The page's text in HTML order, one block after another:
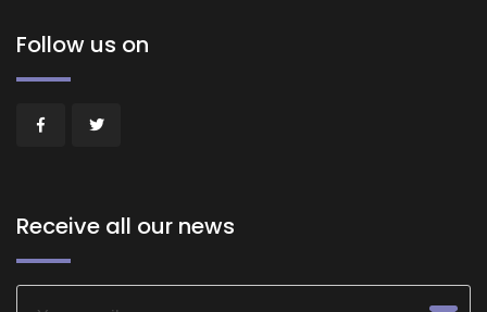
Follow us on
Receive all our news